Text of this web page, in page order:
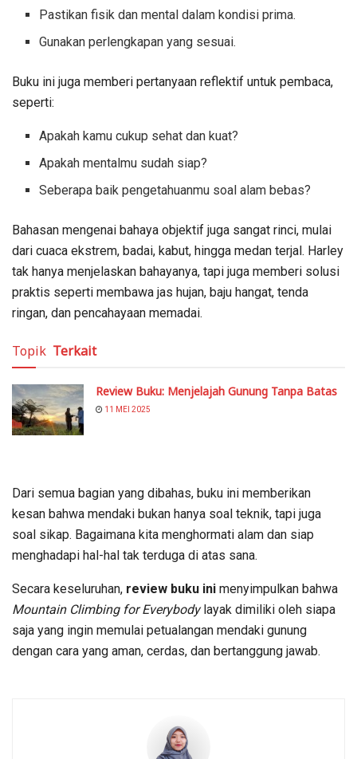
Pastikan fisik dan mental dalam kondisi prima.
Gunakan perlengkapan yang sesuai.
Buku ini juga memberi pertanyaan reflektif untuk pembaca,
seperti:
Apakah kamu cukup sehat dan kuat?
Apakah mentalmu sudah siap?
Seberapa baik pengetahuanmu soal alam bebas?
Bahasan mengenai bahaya objektif juga sangat rinci, mulai
dari cuaca ekstrem, badai, kabut, hingga medan terjal. Harley
tak hanya menjelaskan bahayanya, tapi juga memberi solusi
praktis seperti membawa jas hujan, baju hangat, tenda
ringan, dan pencahayaan memadai.
Topik Terkait
Review Buku: Menjelajah Gunung Tanpa Batas
11 MEI 2025
Dari semua bagian yang dibahas, buku ini memberikan
kesan bahwa mendaki bukan hanya soal teknik, tapi juga
soal sikap. Bagaimana kita menghormati alam dan siap
menghadapi hal-hal tak terduga di atas sana.
Secara keseluruhan, review buku ini menyimpulkan bahwa
Mountain Climbing for Everybodylayak dimiliki oleh siapa
saja yang ingin memulai petualangan mendaki gunung
dengan cara yang aman, cerdas, dan bertanggung jawab.